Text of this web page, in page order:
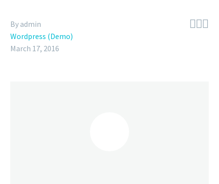

By admin
Wordpress (Demo)
March 17, 2016